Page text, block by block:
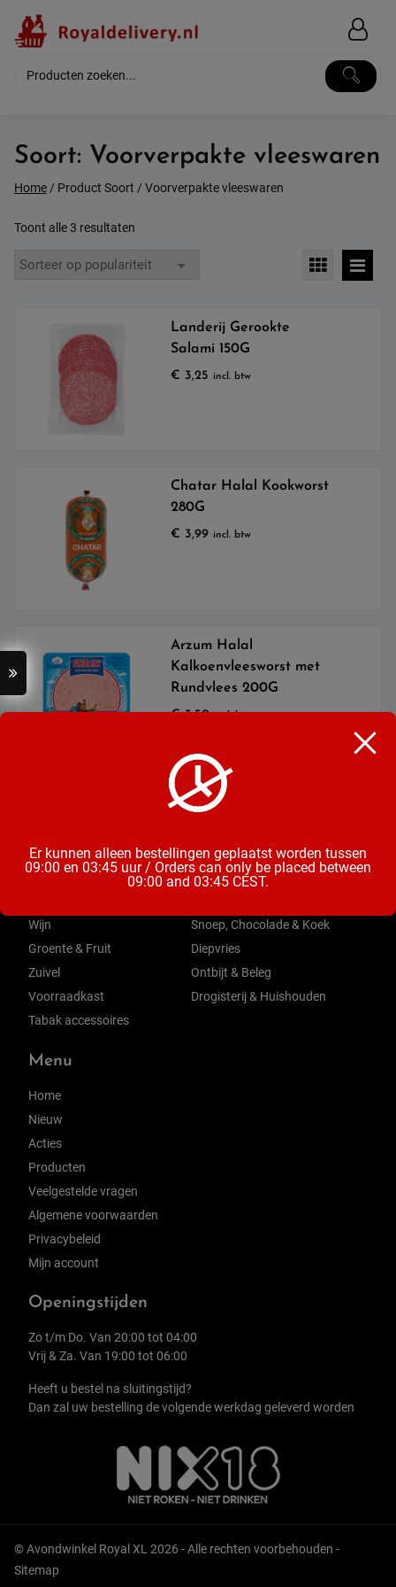
content
Soort: Voorverpakte vleeswaren
Home/ Product Soort / Voorverpakte vleeswaren
Toont alle 3 resultaten
populariteit
Landerij Gerookte
Salami 150G
€ 3,25 incl. btw
Chatar Halal Kookworst
280G
€ 3,99 incl. btw
Arzum Halal
Kalkoenvleesworst met
Rundvlees 200G
€3,50 incl. btw
Categorieën
Bier
Wijn
Groente & Fruit
Zuivel
Voorraadkast
Tabak accessoires
Mix & Aperitieven Drankjes
Snoep, Chocolade & Koek
Diepvries
Ontbijt & Beleg
Drogisterij & Huishouden
Menu
Home
Nieuw
Acties
Producten
Veelgestelde vragen
Algemene voorwaarden
Privacybeleid
Mijn account
Openingstijden
Zo t/m Do. Van 20:00 tot 04:00
Vrij & Za. Van 19:00 tot 06:00
Heeft u bestel na sluitingstijd?
Dan zal uw bestelling de volgende werkdag geleverd worden
© Avondwinkel Royal XL 2026 - Alle rechten voorbehouden -
Sitemap
Er kunnen alleen bestellingen geplaatst worden tussen
09:00 en 03:45 uur / Orders can only be placed between
09:00 and 03:45 CEST.